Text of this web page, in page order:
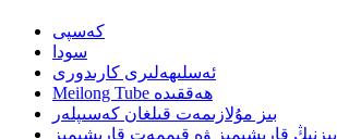
كەسپى
سودا
ئەسلىھەلىرى كارىدورى
Meilong Tube ھەققىدە
بىز مۇلازىمەت قىلغان كەسىپلەر
بىزنىڭ قارىشىمىز ۋە قىممەت قارىشىمىز